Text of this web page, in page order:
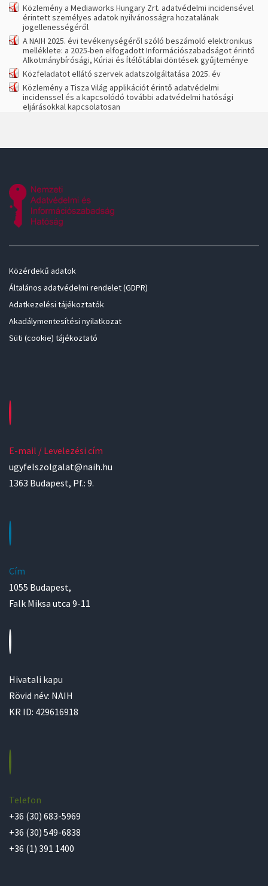
Közlemény a Mediaworks Hungary Zrt. adatvédelmi incidensével
érintett személyes adatok nyilvánosságra hozatalának
jogellenességéről
A NAIH 2025. évi tevékenységéről szóló beszámoló elektronikus
melléklete: a 2025-ben elfogadott Információszabadságot érintő
Alkotmánybírósági, Kúriai és Ítélőtáblai döntések gyűjteménye
Közfeladatot ellátó szervek adatszolgáltatása 2025. év
Közlemény a Tisza Világ applikációt érintő adatvédelmi
incidenssel és a kapcsolódó további adatvédelmi hatósági
eljárásokkal kapcsolatosan
Közérdekű adatok
Általános adatvédelmi rendelet (GDPR)
Adatkezelési tájékoztatók
Akadálymentesítési nyilatkozat
Süti (cookie) tájékoztató
E-mail / Levelezési cím
ugyfelszolgalat@naih.hu
1363 Budapest, Pf.: 9.
Cím
1055 Budapest,
Falk Miksa utca 9-11
Hivatali kapu
Rövid név: NAIH
KR ID: 429616918
Telefon
+36 (30) 683-5969
+36 (30) 549-6838
+36 (1) 391 1400